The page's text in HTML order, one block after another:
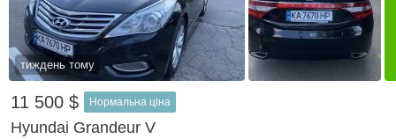
тиждень тому
11 500 $ Нормальна ціна
Hyundai Grandeur V